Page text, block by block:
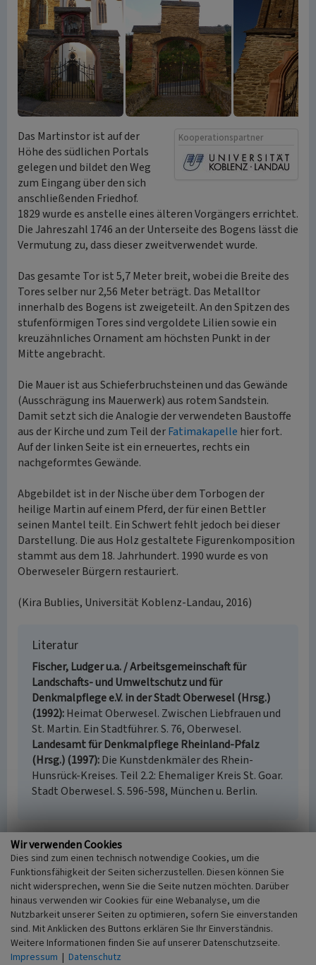
Kooperationspartner
Das Martinstor ist auf der
Höhe des südlichen Portals
gelegen und bildet den Weg
zum Eingang über den sich
anschließenden Friedhof.
1829 wurde es anstelle eines älteren Vorgängers errichtet.
Die Jahreszahl 1746 an der Unterseite des Bogens lässt die
Vermutung zu, dass dieser zweitverwendet wurde.
Das gesamte Tor ist 5,7 Meter breit, wobei die Breite des
Tores selber nur 2,56 Meter beträgt. Das Metalltor
innerhalb des Bogens ist zweigeteilt. An den Spitzen des
stufenförmigen Tores sind vergoldete Lilien sowie ein
kreuzähnliches Ornament am höchsten Punkt in der
Mitte angebracht.
Die Mauer ist aus Schieferbruchsteinen und das Gewände
(Ausschrägung ins Mauerwerk) aus rotem Sandstein.
Damit setzt sich die Analogie der verwendeten Baustoffe
aus der Kirche und zum Teil derFatimakapelle hier fort.
Auf der linken Seite ist ein erneuertes, rechts ein
nachgeformtes Gewände.
Abgebildet ist in der Nische über dem Torbogen der
heilige Martin auf einem Pferd, der für einen Bettler
seinen Mantel teilt. Ein Schwert fehlt jedoch bei dieser
Darstellung. Die aus Holz gestaltete Figurenkomposition
stammt aus dem 18. Jahrhundert. 1990 wurde es von
Oberweseler Bürgern restauriert.
(Kira Bublies, Universität Koblenz-Landau, 2016)
Literatur
Fischer, Ludger u.a. / Arbeitsgemeinschaft für
Landschafts- und Umweltschutz und für
Denkmalpflege e.V. in der Stadt Oberwesel (Hrsg.)
(1992) Heimat Oberwesel. Zwischen Liebfrauen und
St. Martin. Ein Stadtführer. S. 76, Oberwesel.
Landesamt für Denkmalpflege Rheinland-Pfalz
(Hrsg.) (1997) Die Kunstdenkmäler des Rhein-
Hunsrück-Kreises. Teil 2.2: Ehemaliger Kreis St. Goar.
Stadt Oberwesel. S. 596-598, München u. Berlin.
Martinstor am Martinsberg Oberwesel
Schlagwörter
Tor (Architektur)
Straße / Hausnummer
Martinsberg
Ort
55430 Oberwesel
Wir verwenden Cookies
Dies sind zum einen technisch notwendige Cookies, um die
Funktionsfähigkeit der Seiten sicherzustellen. Diesen können Sie
nicht widersprechen, wenn Sie die Seite nutzen möchten. Darüber
hinaus verwenden wir Cookies für eine Webanalyse, um die
Nutzbarkeit unserer Seiten zu optimieren, sofern Sie einverstanden
sind. Mit Anklicken des Buttons erklären Sie Ihr Einverständnis.
Weitere Informationen finden Sie auf unserer Datenschutzseite.
Impressum | Datenschutz